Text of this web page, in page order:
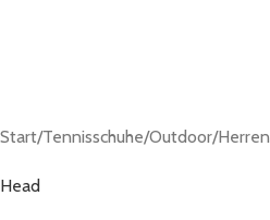
Start/Tennisschuhe/Outdoor/Herren
Head